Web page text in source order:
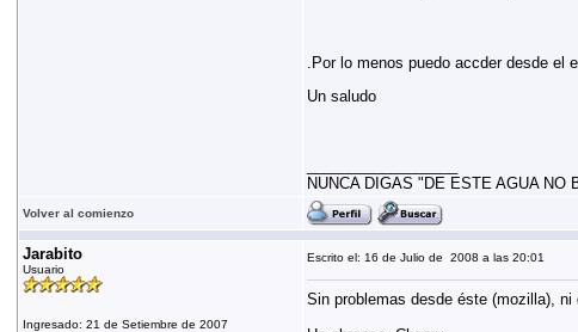
.Por lo menos puedo accder desde el
Un saludo
NUNCA DIGAS "DE ESTE AGUA
Volver al comienzo
Jarabito
Usuario
Ingresado: 21 de Setiembre de 2007
Escrito el: 16 de Julio de 2008 a las 20:01
Sin problemas desde éste (mozilla),